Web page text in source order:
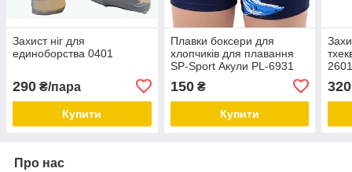
Захист ніг для
единоборства 0401
290 ₴/пара
Купити
Плавки боксери для
хлопчиків для плавання
SP-Sport Акули PL-6931
150₴
Купити
320
Про нас